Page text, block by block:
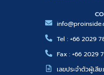
Tel : +66 2029
Fax : +66 2029
เลขประจำตัวผู้เ